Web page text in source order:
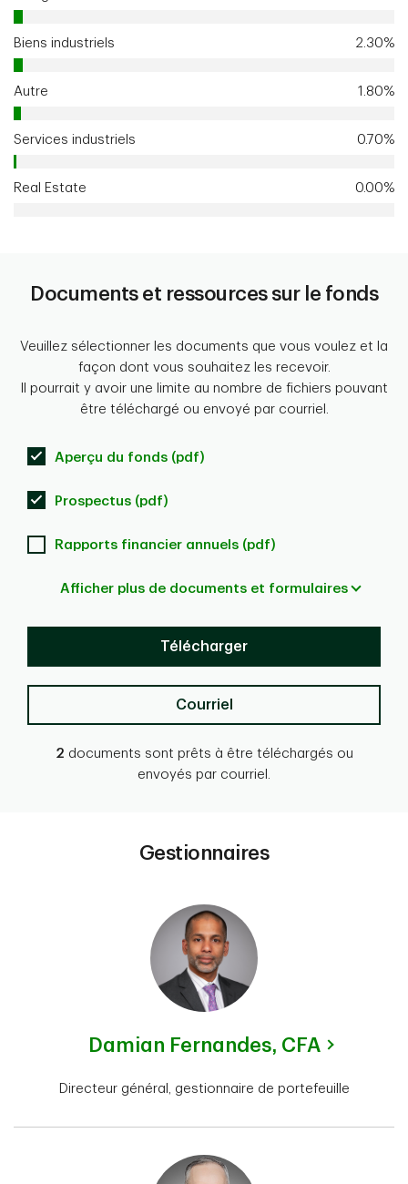
Biens industriels 2.30%
Autre 1.80%
Services industriels 0.70%
Real Estate 0.00%
Documents et ressources sur le fonds
Veuillez sélectionner les documents que vous voulez et la
façon dont vous souhaitez les recevoir.
Il pourrait y avoir une limite au nombre de fichiers pouvant
être téléchargé ou envoyé par courriel.
Aperçu du fonds (pdf)
Prospectus (pdf)
Rapports financier annuels (pdf)
Afficher plus de documents et formulaires
Télécharger
Courriel
2 documents sont prêts à être téléchargés ou
envoyés par courriel.
Gestionnaires
Damian Fernandes, CFA
Directeur général, gestionnaire de portefeuille